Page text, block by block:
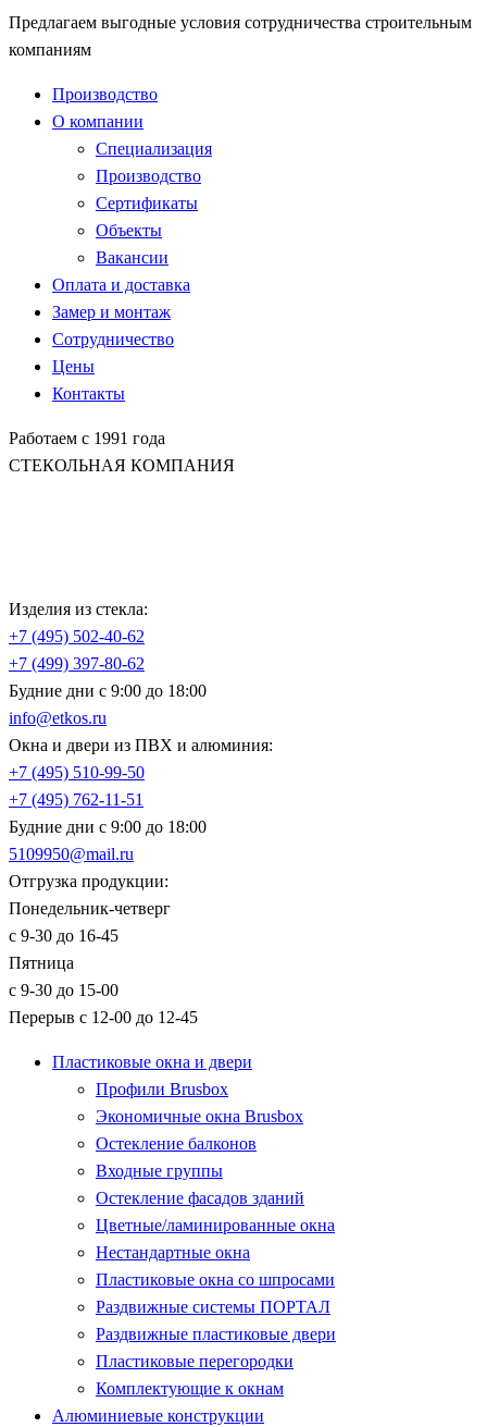
Предлагаем выгодные условия сотрудничества строительным
компаниям
Производство
О компании
Специализация
Производство
Сертификаты
Объекты
Вакансии
Оплата и доставка
Замер и монтаж
Сотрудничество
Цены
Контакты
Работаем с 1991 года
СТЕКОЛЬНАЯ КОМПАНИЯ
Изделия из стекла:
+7 (495) 502-40-62
+7 (499) 397-80-62
Будние дни с 9:00 до 18:00
info@etkos.ru
Окна и двери из ПВХ и алюминия:
+7 (495) 510-99-50
+7 (495) 762-11-51
Будние дни с 9:00 до 18:00
5109950@mail.ru
Отгрузка продукции:
Понедельник-четверг
с 9-30 до 16-45
Пятница
с 9-30 до 15-00
Перерыв с 12-00 до 12-45
Пластиковые окна и двери
Профили Brusbox
Экономичные окна Brusbox
Остекление балконов
Входные группы
Остекление фасадов зданий
Цветные/ламинированные окна
Нестандартные окна
Пластиковые окна со шпросами
Раздвижные системы ПОРТАЛ
Раздвижные пластиковые двери
Пластиковые перегородки
Комплектующие к окнам
Алюминиевые конструкции